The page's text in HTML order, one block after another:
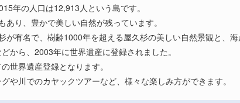
年の人口は12,913人という島です。
り、豊かで美しい自然が残っています。
有名で、樹齢1000年を超える屋久杉の美しい自然景観と、
から、2003年に世界遺産に登録されました。
世界遺産登録となります。
や川でのカヤックツアーなど、様々な楽しみ方ができます。